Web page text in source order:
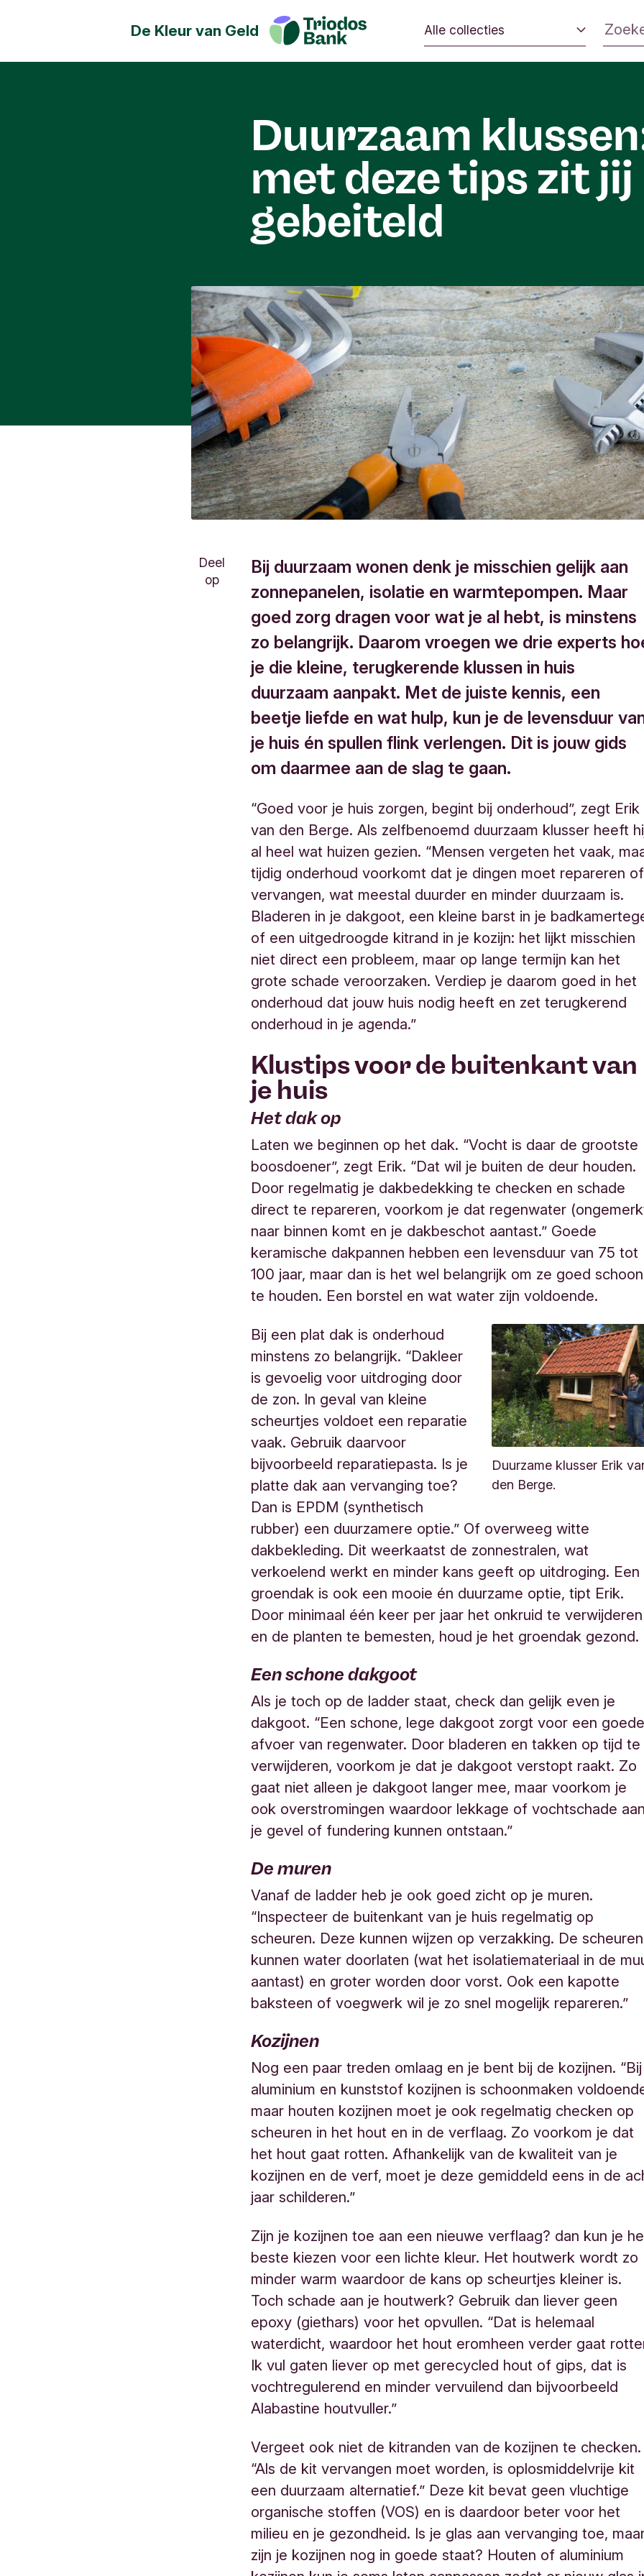
De Kleur van Geld Alle collecties
Geld kan de wereld positief veranderen.
Eerlijk eten
Van ik naar wij
Mijn geld gaat goed
Beleggen in verandering
Duurzaam
met deze tips zit jij
gebeiteld
Deel
op
Bij duurzaam wonen denk je misschien gelijk aan
zonnepanelen, isolatie en warmtepompen. Maar
goed zorg dragen voor wat je al hebt, is minstens
zo belangrijk. Daarom vroegen we drie experts
je die kleine, terugkerende klussen in huis
duurzaam aanpakt. Met de juiste kennis, een
beetje liefde en wat hulp, kun je de levensduur
je huis én spullen flink verlengen. Dit is jouw gids
om daarmee aan de slag te gaan.
“Goed voor je huis zorgen, begint bij onderhoud”, zegt Erik
van den Berge. Als zelfbenoemd duurzaam klusser heeft
al heel wat huizen gezien. “Mensen vergeten het vaak,
tijdig onderhoud voorkomt dat je dingen moet repareren of
vervangen, wat meestal duurder en minder duurzaam is.
Bladeren in je dakgoot, een kleine barst in je
of een uitgedroogde kitrand in je kozijn: het lijkt misschien
niet direct een probleem, maar op lange termijn kan het
grote schade veroorzaken. Verdiep je daarom goed in het
onderhoud dat jouw huis nodig heeft en zet terugkerend
onderhoud in je agenda.”
Klustips voor de buitenkant van
je huis
Het dak op
Laten we beginnen op het dak. “Vocht is daar de grootste
boosdoener”, zegt Erik. “Dat wil je buiten de deur houden.
Door regelmatig je dakbedekking te checken en schade
direct te repareren, voorkom je dat regenwater
naar binnen komt en je dakbeschot aantast.” Goede
keramische dakpannen hebben een levensduur van 75 tot
100 jaar, maar dan is het wel belangrijk om ze goed schoon
te houden. Een borstel en wat water zijn voldoende.
Duurzame klusser Erik
den Berge.
Bij een plat dak is onderhoud
minstens zo belangrijk. “Dakleer
is gevoelig voor uitdroging door
de zon. In geval van kleine
scheurtjes voldoet een reparatie
vaak. Gebruik daarvoor
bijvoorbeeld reparatiepasta. Is je
platte dak aan vervanging toe?
Dan is EPDM (synthetisch
rubber) een duurzamere optie.” Of overweeg witte
dakbekleding. Dit weerkaatst de zonnestralen, wat
verkoelend werkt en minder kans geeft op uitdroging. Een
groendak is ook een mooie én duurzame optie, tipt Erik.
Door minimaal één keer per jaar het onkruid te verwijderen
en de planten te bemesten, houd je het groendak gezond.
Een schone dakgoot
Als je toch op de ladder staat, check dan gelijk even je
dakgoot. “Een schone, lege dakgoot zorgt voor een
afvoer van regenwater. Door bladeren en takken op tijd te
verwijderen, voorkom je dat je dakgoot verstopt raakt. Zo
gaat niet alleen je dakgoot langer mee, maar voorkom je
ook overstromingen waardoor lekkage of vochtschade
je gevel of fundering kunnen ontstaan.”
De muren
Vanaf de ladder heb je ook goed zicht op je muren.
“Inspecteer de buitenkant van je huis regelmatig op
scheuren. Deze kunnen wijzen op verzakking. De scheuren
kunnen water doorlaten (wat het isolatiemateriaal in de
aantast) en groter worden door vorst. Ook een kapotte
baksteen of voegwerk wil je zo snel mogelijk repareren.”
Kozijnen
Nog een paar treden omlaag en je bent bij de kozijnen. “Bij
aluminium en kunststof kozijnen is schoonmaken
maar houten kozijnen moet je ook regelmatig checken op
scheuren in het hout en in de verflaag. Zo voorkom je dat
het hout gaat rotten. Afhankelijk van de kwaliteit van je
kozijnen en de verf, moet je deze gemiddeld eens in de
jaar schilderen.”
Zijn je kozijnen toe aan een nieuwe verflaag? dan kun je
beste kiezen voor een lichte kleur. Het houtwerk wordt zo
minder warm waardoor de kans op scheurtjes kleiner is.
Toch schade aan je houtwerk? Gebruik dan liever geen
epoxy (giethars) voor het opvullen. “Dat is helemaal
waterdicht, waardoor het hout eromheen verder gaat
Ik vul gaten liever op met gerecycled hout of gips, dat is
vochtregulerend en minder vervuilend dan bijvoorbeeld
Alabastine houtvuller.”
Vergeet ook niet de kitranden van de kozijnen te checken.
“Als de kit vervangen moet worden, is oplosmiddelvrije kit
een duurzaam alternatief.” Deze kit bevat geen vluchtige
organische stoffen (VOS) en is daardoor beter voor het
milieu en je gezondheid. Is je glas aan vervanging toe,
zijn je kozijnen nog in goede staat? Houten of aluminium